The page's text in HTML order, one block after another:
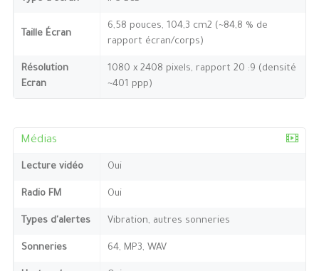
Taille Écran
6,58 pouces, 104,3 cm2 (~84,8 % de
rapport écran/corps)
Résolution
Ecran
1080 x 2408 pixels, rapport 20 :9 (densité
~401 ppp)
Médias
Lecture vidéo Oui
Radio FM Oui
Types d'alertes Vibration, autres sonneries
Sonneries 64, MP3, WAV